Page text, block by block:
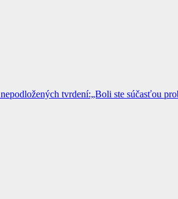
tvrdení:„Boli ste súčasťou